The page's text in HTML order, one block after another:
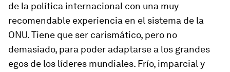
de la política internacional con una muy
recomendable experiencia en el sistema de la
ONU. Tiene que ser carismático, pero no
demasiado, para poder adaptarse a los grandes
egos de los líderes mundiales. Frío, imparcial y